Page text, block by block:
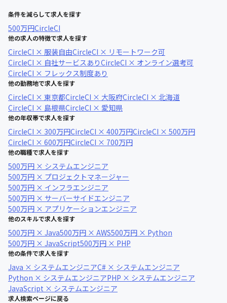
条件を減らして求人を探す
500万円CircleCI
他の求人の特徴で求人を探す
CircleCI × 服装自由CircleCI × リモートワーク可
CircleCI × 自社サービスありCircleCI × オンライン選考可
CircleCI × フレックス制度あり
他の勤務地で求人を探す
CircleCI × 東京都CircleCI × 大阪府CircleCI × 北海道
CircleCI × 島根県CircleCI × 愛知県
他の年収帯で求人を探す
CircleCI × 300万円CircleCI × 400万円CircleCI × 500万円
CircleCI × 600万円CircleCI × 700万円
他の職種で求人を探す
500万円 × システムエンジニア
500万円 × プロジェクトマネージャー
500万円 × インフラエンジニア
500万円 × サーバーサイドエンジニア
500万円 × アプリケーションエンジニア
他のスキルで求人を探す
500万円 × Java500万円 × AWS500万円 × Python
500万円 × JavaScript500万円 × PHP
他の条件で求人を探す
Java × システムエンジニアC# × システムエンジニア
Python × システムエンジニアPHP × システムエンジニア
JavaScript × システムエンジニア
求人検索ページに戻る